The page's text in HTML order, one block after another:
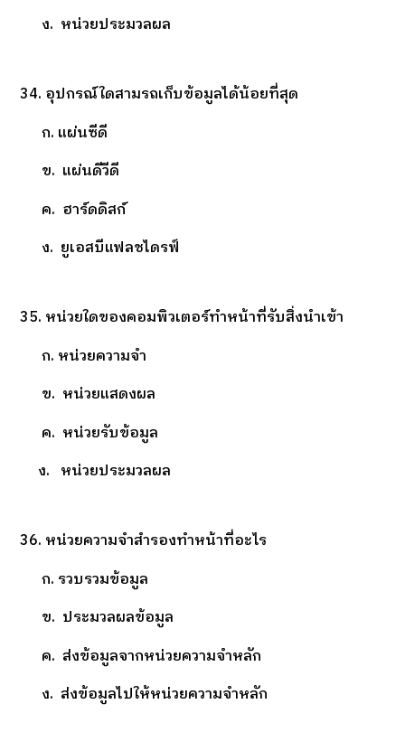
ง. หน่วยประมวลผล
34. อุปกรณ์ใดสามรถเก็บข้อมูลได้น้อยที่สุด
ก. แผ่นซีดี
ข. แผ่นดีวีดี
ค. ฮาร์ดดิสก์
ง. ยูเอสบีแฟลชไดรฟ์
35. หน่วยใดของคอมพิวเตอร์ทำหน้าที่รับสิ่งนำเข้า
ก. หน่วยความจำ
ข. หน่วยแสดงผล
ค. หน่วยรับข้อมูล
ง. หน่วยประมวลผล
36. หน่วยความจำสำรองทำหน้าที่อะไร
ก. รวบรวมข้อมูล
ข. ประมวลผลข้อมูล
ค. ส่งข้อมูลจากหน่วยความจำหลัก
ง. ส่งข้อมูลไปให้หน่วยความจำหลัก